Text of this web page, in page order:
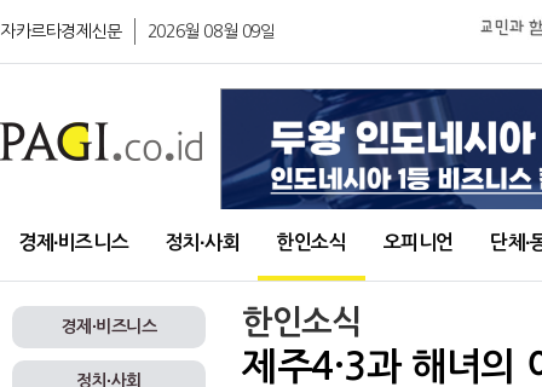
자카르타경제신문 2026월 08월 09일
경제∙비즈니스 정치∙사회 한인소식 오피니언 단체∙
경제∙비즈니스
정치∙사회
한인소식
제주4·3과 해녀의